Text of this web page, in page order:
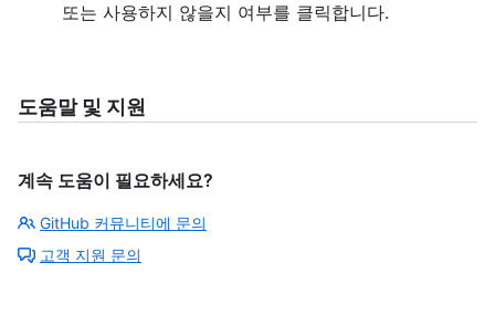
또는 사용하지 않을지 여부를 클릭합니다.
도움말 및 지원
계속 도움이 필요하세요?
GitHub 커뮤니티에 문의
고객 지원 문의